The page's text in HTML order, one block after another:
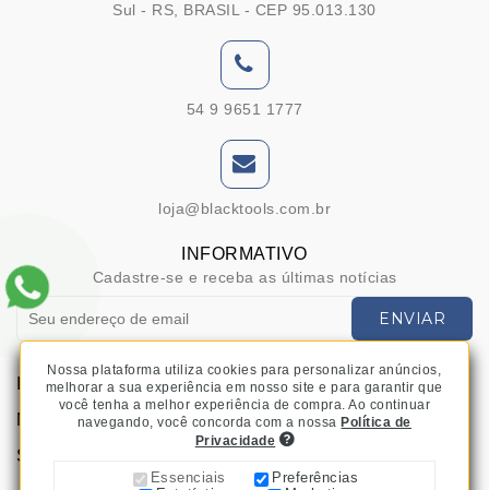
Nossa plataforma utiliza cookies para personalizar anúncios,
melhorar a sua experiência em nosso site e para garantir que
você tenha a melhor experiência de compra. Ao continuar
navegando, você concorda com a nossa Política de
Privacidade
Essenciais
Preferências
Sul - RS, BRASIL - CEP 95.013.130
54 9 9651 1777
loja@blacktools.com.br
INFORMATIVO
Cadastre-se e receba as últimas notícias
ENVIAR
INFORMAÇÕES
MINHA CONTA
SERVIÇOS AO CLIENTE